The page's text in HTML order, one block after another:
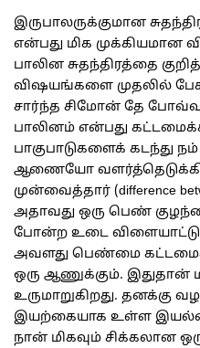
இருபாலருக்குமான
என்பது மிக
பாலின சுதந்திரத்தை
விஷயங்களை முதலில்
சார்ந்த சிமோன் தே போவ்வா
பாலினம் என்பது
பாகுபாடுகளைக்
ஆணையோ
முன்வைத்தார் (difference
அதாவது ஒரு பெண்
போன்ற உடை
அவளது பெண்மை
ஒரு ஆணுக்கும். இதுதான்
உருமாறுகிறது. தனக்கு
இயற்கையாக உள்ள
நான் மிகவும் சிக்கலான